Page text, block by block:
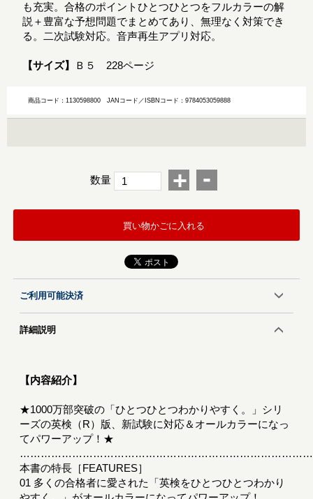
も充実。合格のポイントひとつひとつをフルカラーの解
説＋豊富な予想問題でまとめてあり、無理なく対策でき
る。二次試験対応。音声再生アプリ対応。
【サイズ】 Ｂ５ 228ページ
商品コード：1130598800JANコード／ISBNコード：9784053059888
数量 + -
買い物かごに入れる
ご利用可能決済
詳細説明
【内容紹介】
★1000万部突破の「ひとつひとつわかりやすく。」シリ
ーズの英検（R）版、新試験に対応＆オールカラーになっ
てパワーアップ！★
本書の特長［FEATURES］
01 多くの合格者に愛された「英検をひとつひとつわかり